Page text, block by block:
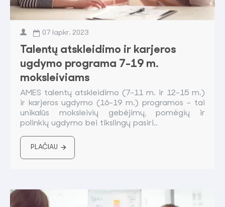
07 lapkr. 2023
Talentų atskleidimo ir karjeros
ugdymo programa 7-19 m.
moksleiviams
AMES talentų atskleidimo (7-11 m. ir 12-15 m.)
ir karjeros ugdymo (16-19 m.) programos – tai
unikalūs moksleivių gebėjimų, pomėgių ir
polinkių ugdymo bei tikslingų pasiri..
PLAČIAU